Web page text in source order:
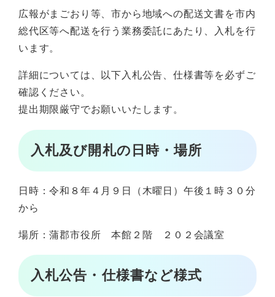
広報がまごおり等、市から地域への配送文書を市内
総代区等へ配送を行う業務委託にあたり、入札を行
います。
詳細については、以下入札公告、仕様書等を必ずご
確認ください。
提出期限厳守でお願いいたします。
入札及び開札の日時・場所
日時：令和８年４月９日（木曜日）午後１時３０分
から
場所：蒲郡市役所 本館２階 ２０２会議室
入札公告・仕様書など様式